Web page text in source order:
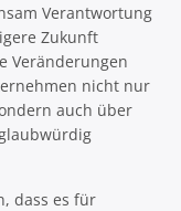
Verantwortung
Zukunft
Veränderungen
nicht nur
auch über
dass es für